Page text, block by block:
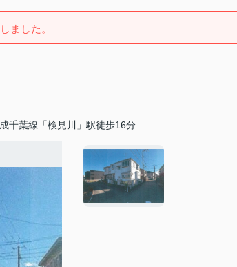
ました。
千葉線「検見川」駅徒歩16分